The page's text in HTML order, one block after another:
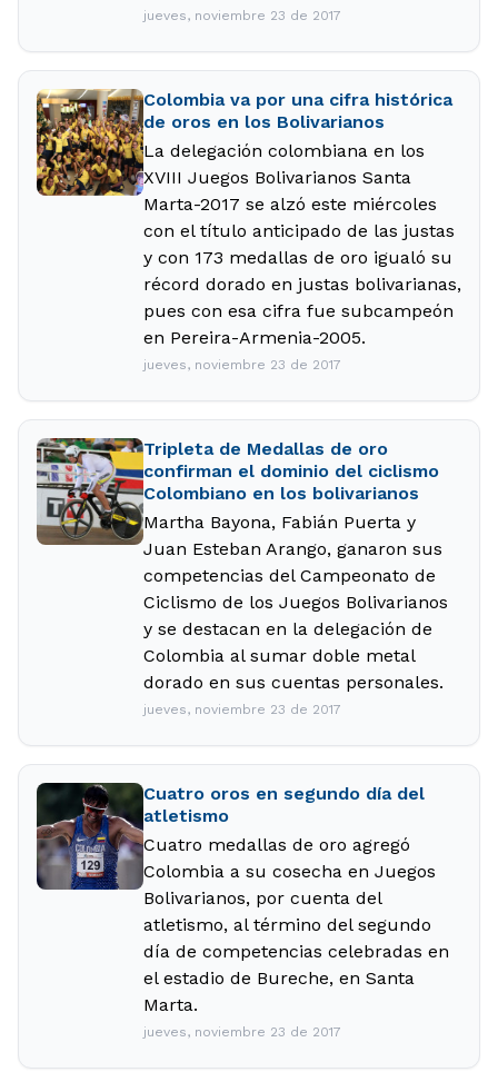
jueves, noviembre 23 de 2017
Colombia va por una cifra histórica
de oros en los Bolivarianos
La delegación colombiana en los
XVIII Juegos Bolivarianos Santa
Marta-2017 se alzó este miércoles
con el título anticipado de las justas
y con 173 medallas de oro igualó su
récord dorado en justas bolivarianas,
pues con esa cifra fue subcampeón
en Pereira-Armenia-2005.
jueves, noviembre 23 de 2017
Tripleta de Medallas de oro
confirman el dominio del ciclismo
Colombiano en los bolivarianos
Martha Bayona, Fabián Puerta y
Juan Esteban Arango, ganaron sus
competencias del Campeonato de
Ciclismo de los Juegos Bolivarianos
y se destacan en la delegación de
Colombia al sumar doble metal
dorado en sus cuentas personales.
jueves, noviembre 23 de 2017
Cuatro oros en segundo día del
atletismo
Cuatro medallas de oro agregó
Colombia a su cosecha en Juegos
Bolivarianos, por cuenta del
atletismo, al término del segundo
día de competencias celebradas en
el estadio de Bureche, en Santa
Marta.
jueves, noviembre 23 de 2017